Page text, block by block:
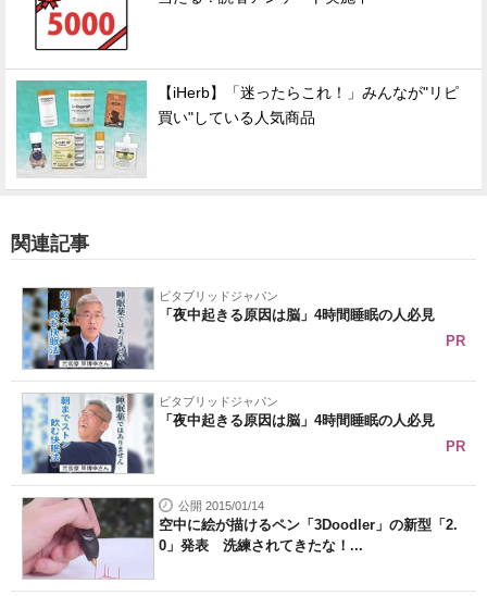
【iHerb】「迷ったらこれ！」みんなが"リピ
買い"している人気商品
関連記事
ビタブリッドジャパン
「夜中起きる原因は脳」4時間睡眠の人必見
PR
ビタブリッドジャパン
「夜中起きる原因は脳」4時間睡眠の人必見
PR
公開 2015/01/14
空中に絵が描けるペン「3Doodler」の新型「2.
0」発表 洗練されてきたな！...